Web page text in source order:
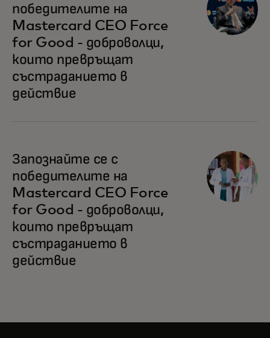
победителите на
Mastercard CEO Force
for Good - доброволци,
които превръщат
състраданието в
действие
Запознайте се с
победителите на
Mastercard CEO Force
for Good - доброволци,
които превръщат
състраданието в
действие